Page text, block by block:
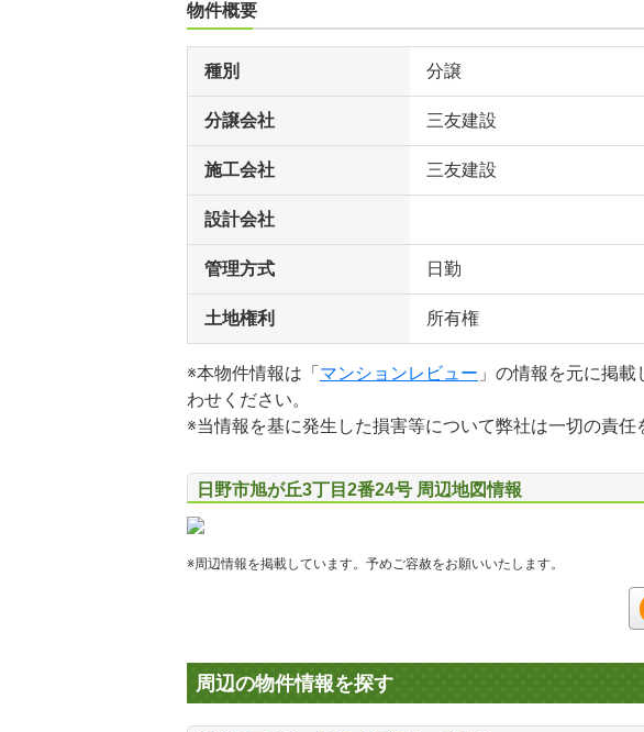
物件概要
種別 分譲
分譲会社 三友建設
施工会社 三友建設
設計会社
管理方式 日勤
土地権利 所有権
※本物件情報は「 マンションレビュー 」の情報を元に掲
わせください。
※当情報を基に発生した損害等について弊社は一切の責任
日野市旭が丘3丁目2番24号 周辺地図情報
※周辺情報を掲載しています。予めご容赦をお願いいたします。
周辺の物件情報を探す